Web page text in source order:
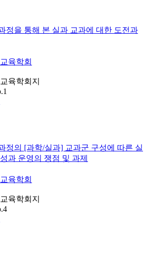
정을 통해 본 실과 교과에 대한 도전과
육학회
육학회지
정의 [과학/실과] 교과군 구성에 따른 실
과 운영의 쟁점 및 과제
육학회
육학회지